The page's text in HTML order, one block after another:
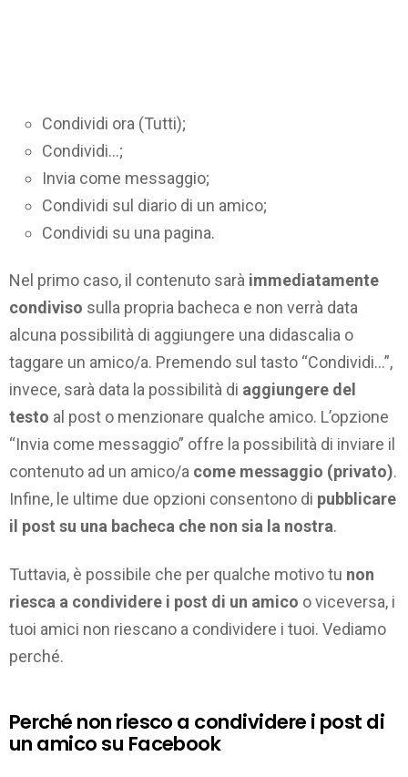
Condividi ora (Tutti);
Condividi…;
Invia come messaggio;
Condividi sul diario di un amico;
Condividi su una pagina.
Nel primo caso, il contenuto sarà immediatamente
condiviso sulla propria bacheca e non verrà data
alcuna possibilità di aggiungere una didascalia o
taggare un amico/a. Premendo sul tasto “Condividi…”,
invece, sarà data la possibilità di aggiungere del
testo al post o menzionare qualche amico. L’opzione
“Invia come messaggio” offre la possibilità di inviare il
contenuto ad un amico/a come messaggio (privato).
Infine, le ultime due opzioni consentono di pubblicare
il post su una bacheca che non sia la nostra.
Tuttavia, è possibile che per qualche motivo tu non
riesca a condividere i post di un amico o viceversa, i
tuoi amici non riescano a condividere i tuoi. Vediamo
perché.
Perché non riesco a condividere i post di
un amico su Facebook